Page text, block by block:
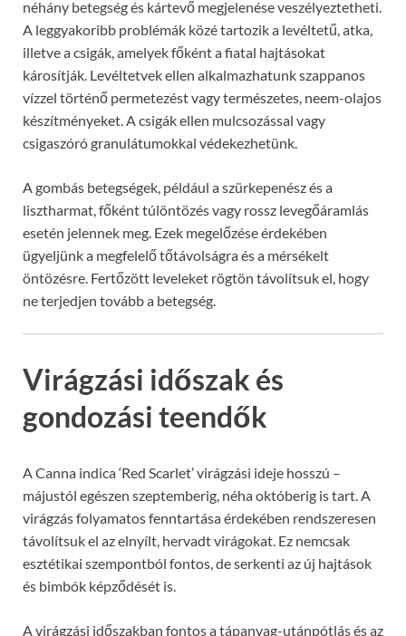
néhány betegség és kártevő megjelenése veszélyeztetheti.
A leggyakoribb problémák közé tartozik a levéltetű, atka,
illetve a csigák, amelyek főként a fiatal hajtásokat
károsítják. Levéltetvek ellen alkalmazhatunk szappanos
vízzel történő permetezést vagy természetes, neem-olajos
készítményeket. A csigák ellen mulcsozással vagy
csigaszóró granulátumokkal védekezhetünk.
A gombás betegségek, például a szürkepenész és a
lisztharmat, főként túlöntözés vagy rossz levegőáramlás
esetén jelennek meg. Ezek megelőzése érdekében
ügyeljünk a megfelelő tőtávolságra és a mérsékelt
öntözésre. Fertőzött leveleket rögtön távolítsuk el, hogy
ne terjedjen tovább a betegség.
Virágzási időszak és
gondozási teendők
A Canna indica ‘Red Scarlet’ virágzási ideje hosszú –
májustól egészen szeptemberig, néha októberig is tart. A
virágzás folyamatos fenntartása érdekében rendszeresen
távolítsuk el az elnyílt, hervadt virágokat. Ez nemcsak
esztétikai szempontból fontos, de serkenti az új hajtások
és bimbók képződését is.
A virágzási időszakban fontos a tápanyag-utánpótlás és az